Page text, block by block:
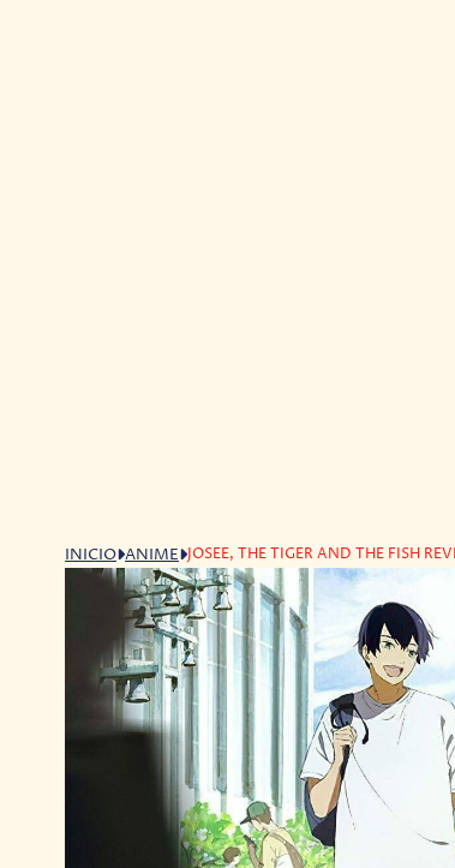
INICIO ANIME JOSEE, THE TIGER AND THE FISH